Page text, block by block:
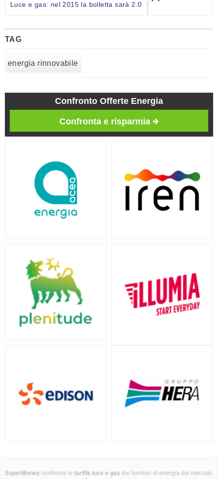
Luce e gas: nel 2015 la bolletta sarà 2.0
TAG
energia rinnovabile
Confronto Offerte Energia
Confronta e risparmia
SuperMoney confronta le tariffe luce e gas dei fornitori di energia del mercato